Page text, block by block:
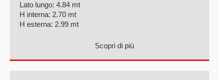
Lato lungo: 4.84 mt
H interna: 2.70 mt
H esterna: 2.99 mt
Scopri di più